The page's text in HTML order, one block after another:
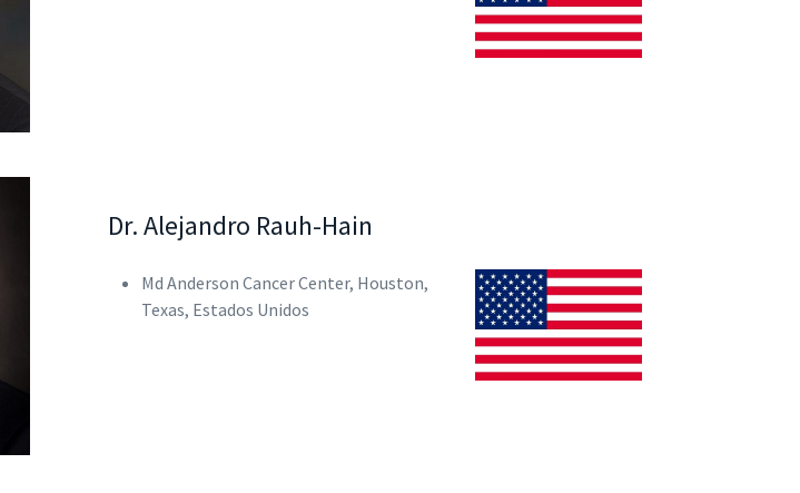
Dr. Alejandro Rauh-Hain
Md Anderson Cancer Center, Houston,
Texas, Estados Unidos